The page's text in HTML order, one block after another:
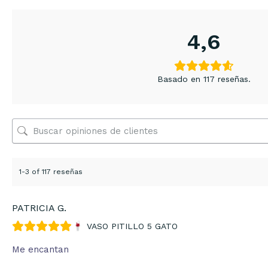
4,6
Basado en 117 reseñas.
1-3 of 117 reseñas
PATRICIA G.
VASO PITILLO 5 GATO
Me encantan